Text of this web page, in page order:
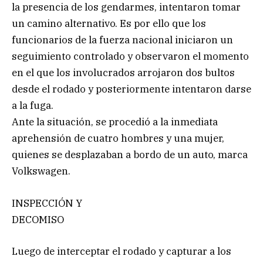
la presencia de los gendarmes, intentaron tomar
un camino alternativo. Es por ello que los
funcionarios de la fuerza nacional iniciaron un
seguimiento controlado y observaron el momento
en el que los involucrados arrojaron dos bultos
desde el rodado y posteriormente intentaron darse
a la fuga.
Ante la situación, se procedió a la inmediata
aprehensión de cuatro hombres y una mujer,
quienes se desplazaban a bordo de un auto, marca
Volkswagen.
INSPECCIÓN Y
DECOMISO
Luego de interceptar el rodado y capturar a los